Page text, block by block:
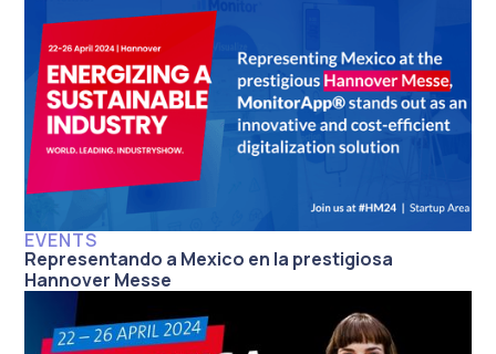
EVENTS
Representando a Mexico en la prestigiosa
Hannover Messe